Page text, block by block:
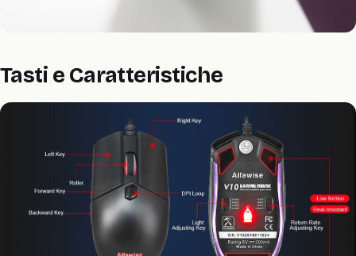
Tasti e Caratteristiche